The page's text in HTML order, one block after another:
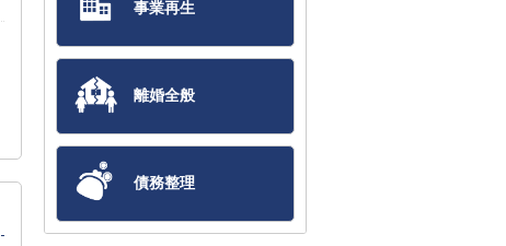
事業再生
離婚全般
債務整理